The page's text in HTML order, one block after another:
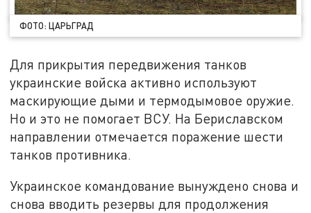
ФОТО: ЦАРЬГРАД
Для прикрытия передвижения танков
украинские войска активно используют
маскирующие дыми и термодымовое оружие.
Но и это не помогает ВСУ. На Бериславском
направлении отмечается поражение шести
танков противника.
Украинское командование вынуждено снова и
снова вводить резервы для продолжения